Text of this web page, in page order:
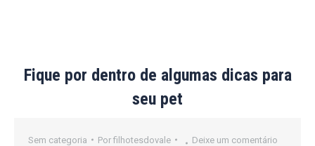
Fique por dentro de algumas dicas para
seu pet
Sem categoria Por filhotesdovale Deixe um comentário